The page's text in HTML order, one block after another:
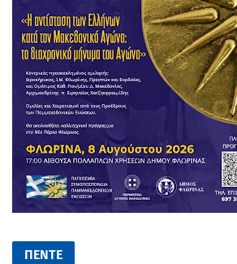
ΠΕΝΤΕ